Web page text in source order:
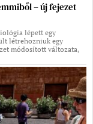
– új fejezet
lépett egy
létrehozniuk egy
módosított változata,